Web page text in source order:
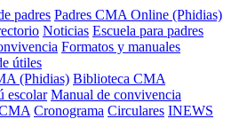
padres Padres CMA Online (Phidias)
Noticias Escuela para padres
Formatos y manuales
útiles
(Phidias) Biblioteca CMA
escolar Manual de convivencia
Cronograma Circulares INEWS